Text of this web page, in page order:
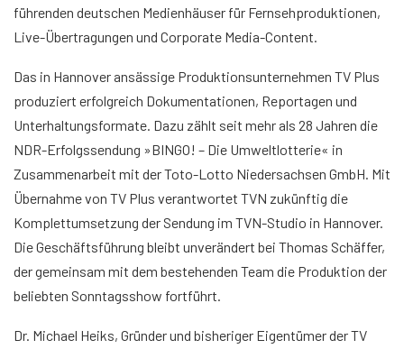
führenden deutschen Medienhäuser für Fernsehproduktionen,
Live-Übertragungen und Corporate Media-Content.
Das in Hannover ansässige Produktionsunternehmen TV Plus
produziert erfolgreich Dokumentationen, Reportagen und
Unterhaltungsformate. Dazu zählt seit mehr als 28 Jahren die
NDR-Erfolgssendung »BINGO! – Die Umweltlotterie« in
Zusammenarbeit mit der Toto-Lotto Niedersachsen GmbH. Mit
Übernahme von TV Plus verantwortet TVN zukünftig die
Komplettumsetzung der Sendung im TVN-Studio in Hannover.
Die Geschäftsführung bleibt unverändert bei Thomas Schäffer,
der gemeinsam mit dem bestehenden Team die Produktion der
beliebten Sonntagsshow fortführt.
Dr. Michael Heiks, Gründer und bisheriger Eigentümer der TV